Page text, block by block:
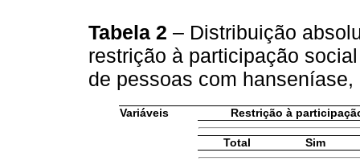
Tabela 2 – Distribuição
restrição à participação
de pessoas com
Variáveis Restrição à
Total Sim